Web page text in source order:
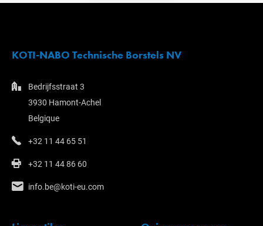
KOTI-NABO Technische Borstels NV
Bedrijfsstraat 3
3930 Hamont-Achel
Belgique
+32 11 44 65 51
+32 11 44 86 60
info.be@koti-eu.com